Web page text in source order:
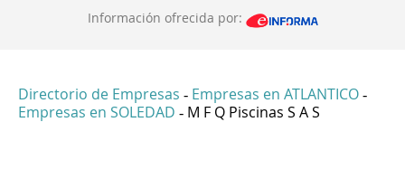
Información ofrecida por:
Directorio de Empresas - Empresas en ATLANTICO -
Empresas en SOLEDAD - M F Q Piscinas S A S